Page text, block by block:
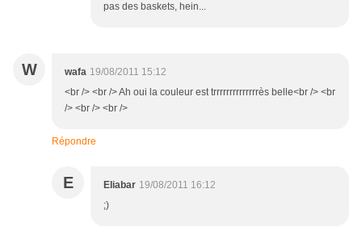
pas des baskets, hein...
W wafa 19/08/2011 15:12
<br /> <br /> Ah oui la couleur est trrrrrrrrrrrrrrès belle<br /> <br
/> <br /> <br />
Répondre
E Eliabar 19/08/2011 16:12
;)